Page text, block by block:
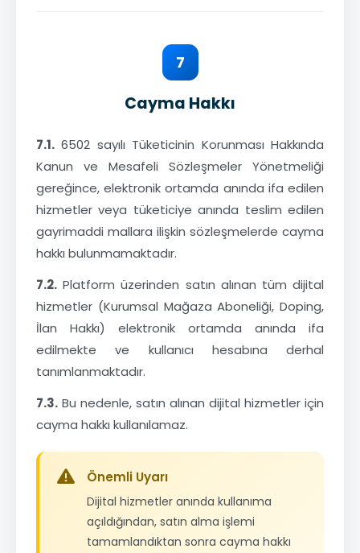
7
Cayma Hakkı
7.1. 6502 sayılı Tüketicinin Korunması Hakkında
Kanun ve Mesafeli Sözleşmeler Yönetmeliği
gereğince, elektronik ortamda anında ifa edilen
hizmetler veya tüketiciye anında teslim edilen
gayrimaddi mallara ilişkin sözleşmelerde cayma
hakkı bulunmamaktadır.
7.2. Platform üzerinden satın alınan tüm dijital
hizmetler (Kurumsal Mağaza Aboneliği, Doping,
İlan Hakkı) elektronik ortamda anında ifa
edilmekte ve kullanıcı hesabına derhal
tanımlanmaktadır.
7.3. Bu nedenle, satın alınan dijital hizmetler için
cayma hakkı kullanılamaz.
Önemli Uyarı
Dijital hizmetler anında kullanıma
açıldığından, satın alma işlemi
tamamlandıktan sonra cayma hakkı